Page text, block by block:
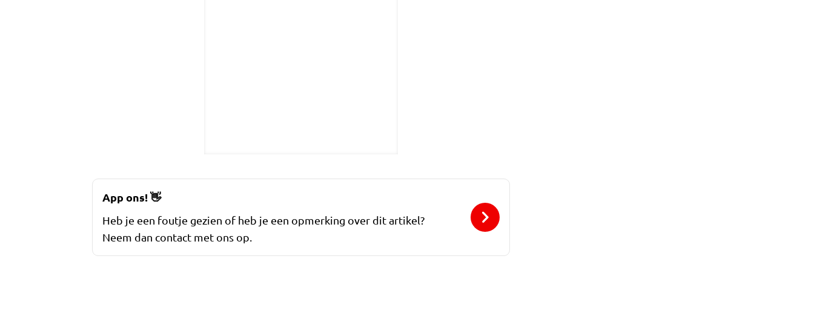
App ons!👋
Heb je een foutje gezien of heb je een opmerking over dit artikel?
Neem dan contact met ons op.